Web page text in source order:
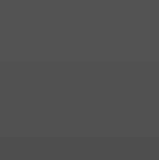
получить образование